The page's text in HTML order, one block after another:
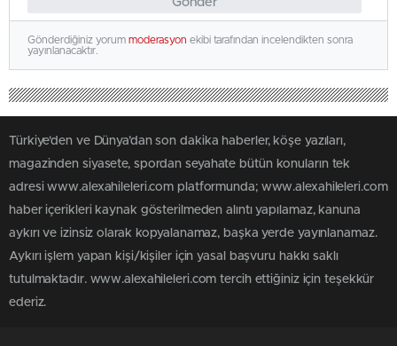
Gönderdiğiniz yorum moderasyon ekibi tarafından incelendikten sonra
yayınlanacaktır.
Türkiye'den ve Dünya’dan son dakika haberler, köşe yazıları,
magazinden siyasete, spordan seyahate bütün konuların tek
adresi www.alexahileleri.com platformunda; www.alexahileleri.com
haber içerikleri kaynak gösterilmeden alıntı yapılamaz, kanuna
aykırı ve izinsiz olarak kopyalanamaz, başka yerde yayınlanamaz.
Aykırı işlem yapan kişi/kişiler için yasal başvuru hakkı saklı
tutulmaktadır. www.alexahileleri.com tercih ettiğiniz için teşekkür
ederiz.